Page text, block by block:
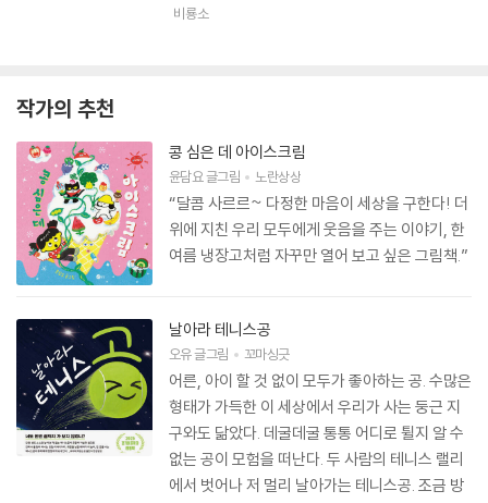
비룡소
작가의 추천
콩 심은 데 아이스크림
윤담요글그림 노란상상
“달콤 사르르~ 다정한 마음이 세상을 구한다! 더
위에 지친 우리 모두에게 웃음을 주는 이야기, 한
여름 냉장고처럼 자꾸만 열어 보고 싶은 그림책.”
날아라 테니스공
오유글그림 꼬마싱긋
어른, 아이 할 것 없이 모두가 좋아하는 공. 수많은
형태가 가득한 이 세상에서 우리가 사는 둥근 지
구와도 닮았다. 데굴데굴 통통 어디로 튈지 알 수
없는 공이 모험을 떠난다. 두 사람의 테니스 랠리
에서 벗어나 저 멀리 날아가는 테니스공. 조금 방